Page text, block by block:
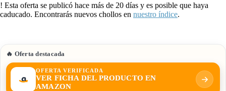
! Esta oferta se publicó hace más de 20 días y es posible que haya
caducado. Encontrarás nuevos chollos en nuestro índice.
🔥 Oferta destacada
OFERTA VERIFICADA
VER FICHA DEL PRODUCTO EN
AMAZON